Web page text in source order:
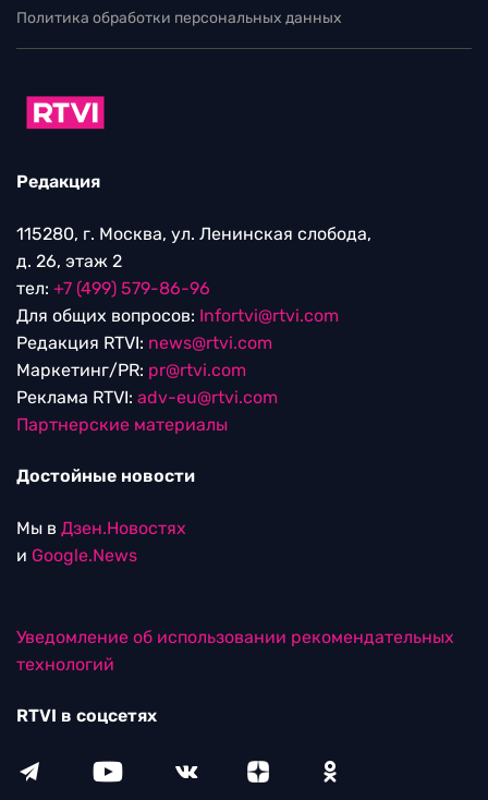
Политика обработки персональных данных
Редакция
115280, г. Москва, ул. Ленинская слобода,
д. 26, этаж 2
тел: +7 (499) 579-86-96
Для общих вопросов: Infortvi@rtvi.com
Редакция RTVI: news@rtvi.com
Маркетинг/PR: pr@rtvi.com
Реклама RTVI: adv-eu@rtvi.com
Партнерские материалы
Достойные новости
Мы в Дзен.Новостях
и Google.News
Уведомление об использовании рекомендательных
технологий
RTVI в соцсетях